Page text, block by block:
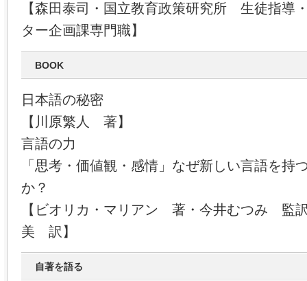
【森田泰司・国立教育政策研究所 生徒指導
ター企画課専門職】
BOOK
日本語の秘密
【川原繁人 著】
言語の力
「思考・価値観・感情」なぜ新しい言語を持
か？
【ビオリカ・マリアン 著・今井むつみ 監
美 訳】
自著を語る